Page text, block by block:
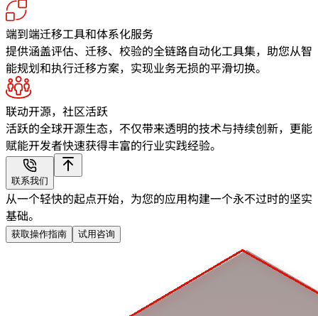
端到端迁移工具和体系化服务
提供涵盖评估、迁移、校验的全链路自动化工具集，助您从智
能规划和执行迁移方案，实现业务无损的平滑切换。
联动开源，社区活跃
活跃的全球开源生态，不仅带来透明的技术与持续创新，更能
赋能开发者快速获得丰富的行业实践经验。
联系我们
从一个轻快的起点开始，为您的应用构建一个永不过时的坚实
基础。
获取操作指南 试用咨询